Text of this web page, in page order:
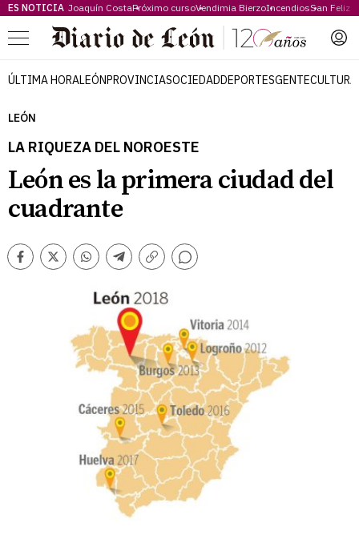
ES NOTICIA Joaquín CostaPróximo cursoVendimia BierzoIncendiosSan Feliz
Menú
ÚLTIMA HORALEÓNPROVINCIASOCIEDADDEPORTESGENTECULTURA
LEÓN
LA RIQUEZA DEL NOROESTE
León es la primera ciudad del
cuadrante
Facebook
TwitterWhatsappTelegram
Copiar
Comentarios